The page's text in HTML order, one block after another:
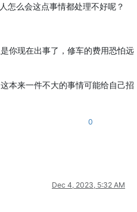
怎么会这点事情都处理不好呢？
你现在出事了，修车的费用恐怕远
本来一件不大的事情可能给自己招
0
Dec 4, 2023, 5:32 AM